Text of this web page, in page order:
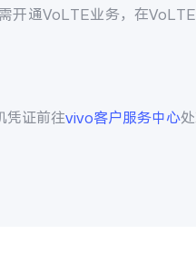
开通VoLTE业务，在
凭证前往vivo客户服务中心处